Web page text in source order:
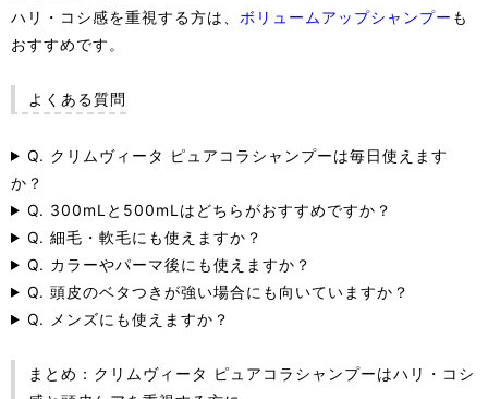
ハリ・コシ感を重視する方は、 ボリュームアップシャンプー も
おすすめです。
よくある質問
Q. クリムヴィータ ピュアコラシャンプーは毎日使えます
か？
Q. 300mLと500mLはどちらがおすすめですか？
Q. 細毛・軟毛にも使えますか？
Q. カラーやパーマ後にも使えますか？
Q. 頭皮のベタつきが強い場合にも向いていますか？
Q. メンズにも使えますか？
まとめ：クリムヴィータ ピュアコラシャンプーはハリ・コシ